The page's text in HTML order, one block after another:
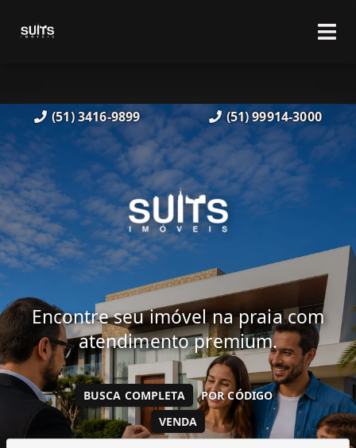
(51) 3416-9899 (51) 99914-3000
Encontre seu imóvel na praia com
atendimento premium.
VENDA
BUSCA COMPLETA POR CÓDIGO